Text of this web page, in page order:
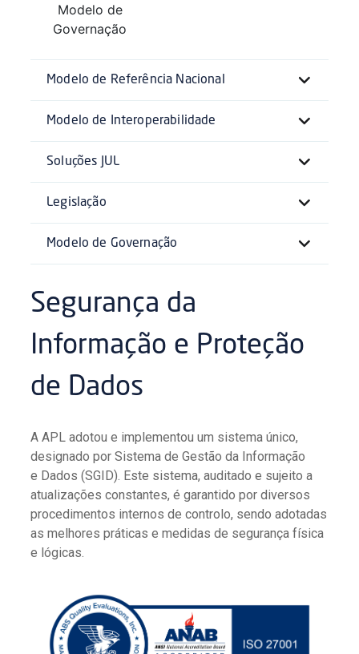
Modelo de
Governação
Modelo de Referência Nacional
Modelo de Interoperabilidade
Soluções JUL
Legislação
Modelo de Governação
Segurança da
Informação e Proteção
de Dados
A APL adotou e implementou um sistema único,
designado por Sistema de Gestão da Informação
e Dados (SGID). Este sistema, auditado e sujeito a
atualizações constantes, é garantido por diversos
procedimentos internos de controlo, sendo adotadas
as melhores práticas e medidas de segurança física
e lógicas.